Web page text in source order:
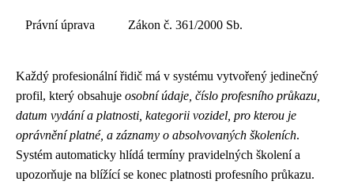
Právní úprava Zákon č. 361/2000 Sb.
Každý profesionální řidič má v systému vytvořený jedinečný
profil, který obsahuje osobní údaje, číslo profesního průkazu,
datum vydání a platnosti, kategorii vozidel, pro kterou je
oprávnění platné, a záznamy o absolvovaných školeních.
Systém automaticky hlídá termíny pravidelných školení a
upozorňuje na blížící se konec platnosti profesního průkazu.